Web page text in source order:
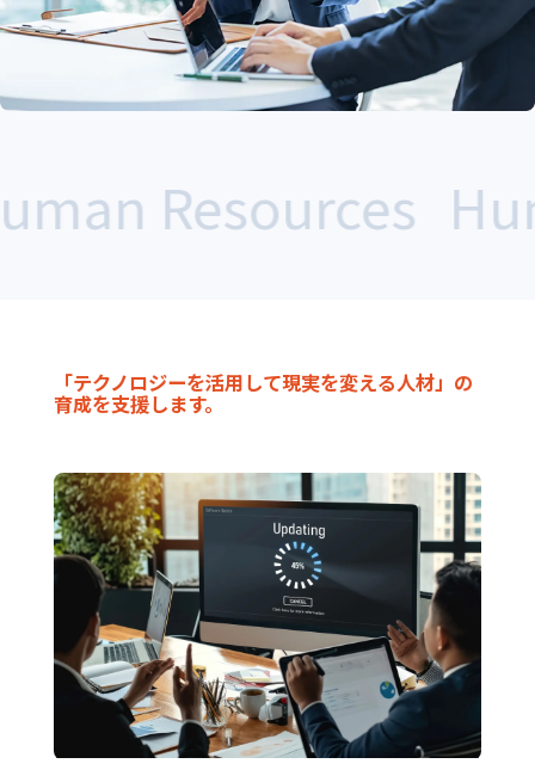
Resources
「テクノロジーを活用して現実を変える人材」の
育成を支援します。